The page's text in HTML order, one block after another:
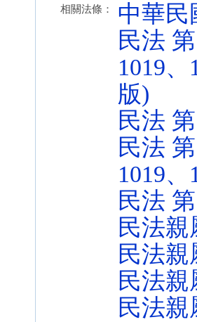
相關法條：
中華民
民法
1019
版)
民法
民法
1019
民法
民法親
民法親
民法親
民法親